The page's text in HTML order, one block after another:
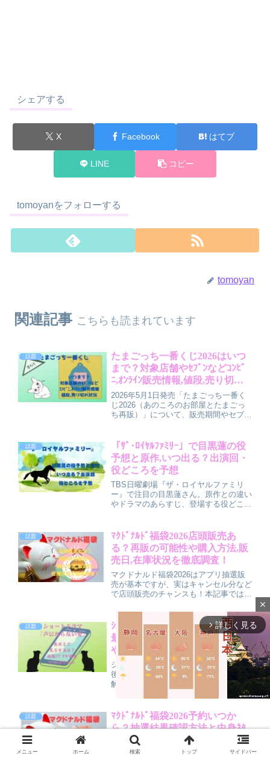
シェアする
X Facebook はてブ
LINE コピー
tomoyanをフォローする
tomoyan
関連記事 こちらも読まれています
話題
たまごっち一番くじ2026はいつ
まで？対象店舗やｾﾌﾞﾝなどｺﾝﾋﾞ
ﾆ,ｵﾝﾗｲﾝ販売情報,値段,売り切れ
状況を調査
2026年5月1日発売「たまごっち一番く
じ2026（あのころのお部屋とたまごっ
ち再販）」について、販売期間やセブン
売り切れやすさと在庫状況、効率よく引
くコツまでを分かりやすく解説していま
す。
話題
「ｻﾞ･ﾛｲﾔﾙﾌｧﾐﾘｰ」で目黒蓮の役
予想と原作,いつ出る？出演回・
役どころを予想
TBS日曜劇場『ザ・ロイヤルファミリ
ー』で注目の目黒蓮さん。原作との違い
やドラマのあらすじ、登場する役どこ
との情報も。家族の絆と夢を描く感動の
競馬ドラマを、最新情報とともにやさし
く解説します。
話題
ﾏｸﾄﾞﾅﾙﾄﾞ福袋2026店頭販売あ
る？再販の可能性や購入方法,販
売日,在庫状況を徹底調査！
マクドナルド福袋2026はアプリ抽選販
売が基本ですが、実はキャンセル分など
で店頭販売のチャンスも！本記事では販
販・繰り上げ当選の可能性まで詳しく紹
介。抽選に外れてもあきらめない人必
見、店頭再販を狙う実践ガイドです。
話題
ｼｮｰﾄﾄﾞﾗﾏ「声にならない愛」を
最後まで見る方法は？視聴ｱﾌﾟﾘ
や課金が必要なのか調査！
ショートドラマ「声にならない愛」を最
後まで見る方法について、分かりやすく
解説します。どのアプリで視聴できるの
か、有料課金は必要なのか、無料で見る
をまとめました。TikTok広告をきっかけ
に作品が気になった方に向けて、ストー
ていきます。
話題
ﾏｸﾄﾞﾅﾙﾄﾞ福袋2026予約いつか
ら？抽選結果確認方法と中身ﾈﾀ
ﾊﾞﾚと値段,当選確率についても
マクドナルド福袋2026の予約開始日や
メニュー ホーム 検索 トップ サイドバー
close
arrow_forward_ios 詳しく見る